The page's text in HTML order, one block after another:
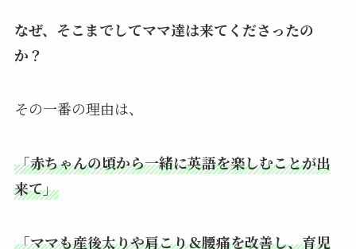
なぜ、そこまでしてママ達は来てくださったの
か？
その一番の理由は、
「赤ちゃんの頃から一緒に英語を楽しむことが出
来て」
「ママも産後太りや肩こり＆腰痛を改善し、育児